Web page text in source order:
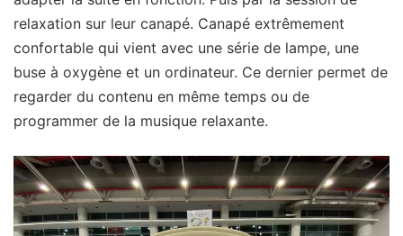
relaxation sur leur canapé. Canapé extrêmement
confortable qui vient avec une série de lampe, une
buse à oxygène et un ordinateur. Ce dernier permet de
regarder du contenu en même temps ou de
programmer de la musique relaxante.